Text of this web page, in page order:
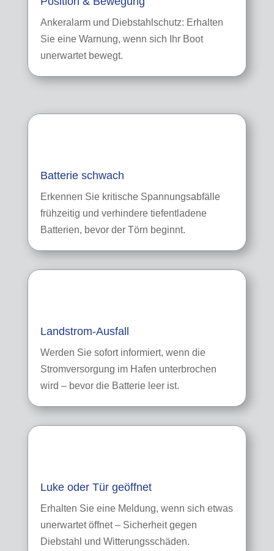
Ankeralarm und Diebstahlschutz: Erhalten
Sie eine Warnung, wenn sich Ihr Boot
unerwartet bewegt.
Batterie schwach
Erkennen Sie kritische Spannungsabfälle
frühzeitig und verhindere tiefentladene
Batterien, bevor der Törn beginnt.
Landstrom-Ausfall
Werden Sie sofort informiert, wenn die
Stromversorgung im Hafen unterbrochen
wird – bevor die Batterie leer ist.
Luke oder Tür geöffnet
Erhalten Sie eine Meldung, wenn sich etwas
unerwartet öffnet – Sicherheit gegen
Diebstahl und Witterungsschäden.